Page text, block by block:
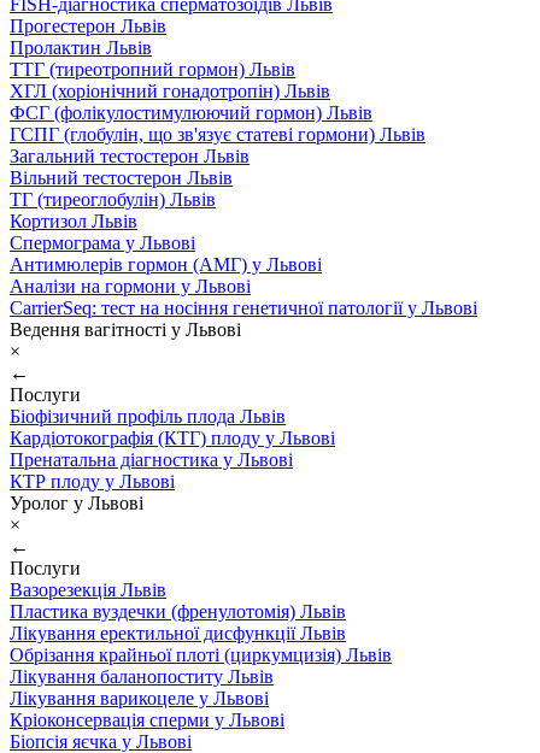
FISH-діагностика сперматозоїдів Львів
Прогестерон Львів
Пролактин Львів
ТТГ (тиреотропний гормон) Львів
ХГЛ (хоріонічний гонадотропін) Львів
ФСГ (фолікулостимулюючий гормон) Львів
ГСПГ (глобулін, що зв'язує статеві гормони) Львів
Загальний тестостерон Львів
Вільний тестостерон Львів
ТГ (тиреоглобулін) Львів
Кортизол Львів
Спермограма у Львові
Антимюлерів гормон (АМГ) у Львові
Аналізи на гормони у Львові
CarrierSeq: тест на носіння генетичної патології у Львові
Ведення вагітності у Львові
×
←
Послуги
Біофізичний профіль плода Львів
Кардіотокографія (КТГ) плоду у Львові
Пренатальна діагностика у Львові
КТР плоду у Львові
Уролог у Львові
×
←
Послуги
Вазорезекція Львів
Пластика вуздечки (френулотомія) Львів
Лікування еректильної дисфункції Львів
Обрізання крайньої плоті (циркумцизія) Львів
Лікування баланопоститу Львів
Лікування варикоцеле у Львові
Кріоконсервація сперми у Львові
Біопсія яєчка у Львові